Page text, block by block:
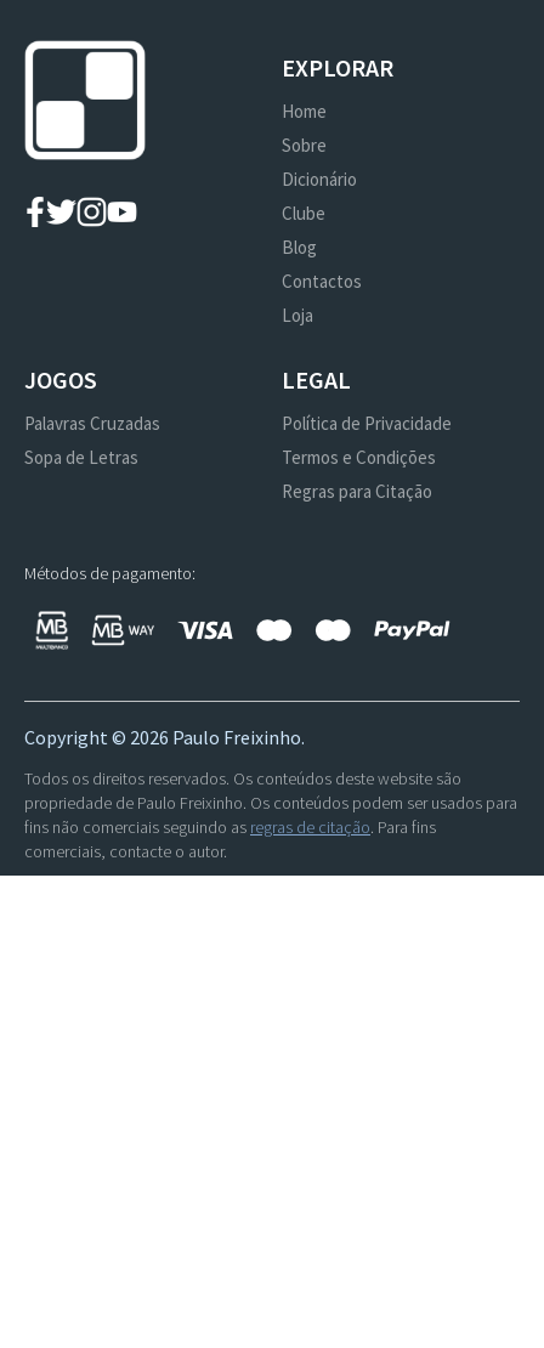
EXPLORAR
Home
Sobre
Dicionário
Clube
Blog
Contactos
Loja
JOGOS
Palavras Cruzadas
Sopa de Letras
LEGAL
Política de Privacidade
Termos e Condições
Regras para Citação
Métodos de pagamento:
Copyright © 2026 Paulo Freixinho.
Todos os direitos reservados. Os conteúdos deste website são
propriedade de Paulo Freixinho. Os conteúdos podem ser usados para
fins não comerciais seguindo as regras de citação. Para fins
comerciais, contacte o autor.